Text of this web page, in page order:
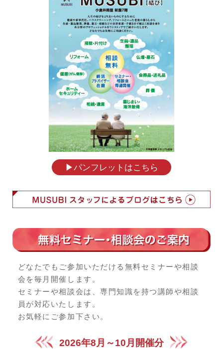
▶︎パンフレットはこちら
どなたでもご参加いただける無料セミナーや相談
会を毎月開催します。
セミナーや相談会は、専門知識を持つ講師や相談
員が対応いたします。
お気軽にご参加下さい。
2026年8月～10月開催分